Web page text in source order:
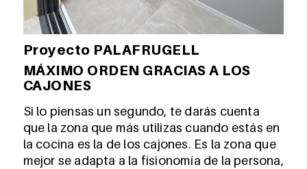
Proyecto PALAFRUGELL
MÁXIMO ORDEN GRACIAS A LOS
CAJONES
Si lo piensas un segundo, te darás cuenta
que la zona que más utilizas cuando estás en
la cocina es la de los cajones. Es la zona que
mejor se adapta a la fisionomía de la persona,